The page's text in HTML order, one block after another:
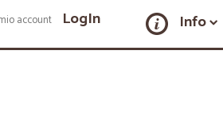
LogIn Info